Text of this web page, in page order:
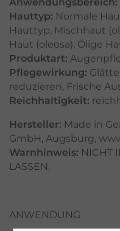
Anwendungsbereich:
Hauttyp: Normale
Hauttyp, Mischhaut
Haut (oleosa), Ölige
Produktart:
Pflegewirkung:
reduzieren, Frische
Reichhaltigkeit:
Hersteller: Made in
GmbH, Augsburg,
Warnhinweis: NICHT
LASSEN.
ANWENDUNG